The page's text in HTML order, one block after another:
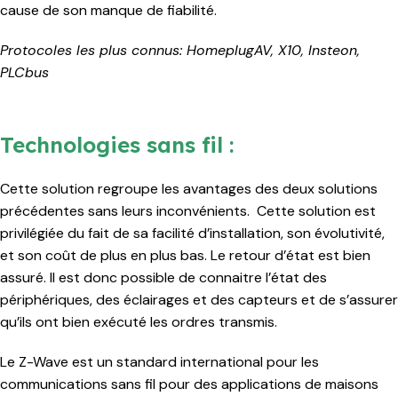
cause de son manque de fiabilité.
Protocoles les plus connus: HomeplugAV, X10, Insteon,
PLCbus
Technologies sans fil :
Cette solution regroupe les avantages des deux solutions
précédentes sans leurs inconvénients. Cette solution est
privilégiée du fait de sa facilité d’installation, son évolutivité,
et son coût de plus en plus bas. Le retour d’état est bien
assuré. Il est donc possible de connaitre l’état des
périphériques, des éclairages et des capteurs et de s’assurer
qu’ils ont bien exécuté les ordres transmis.
Le Z-Wave est un standard international pour les
communications sans fil pour des applications de maisons